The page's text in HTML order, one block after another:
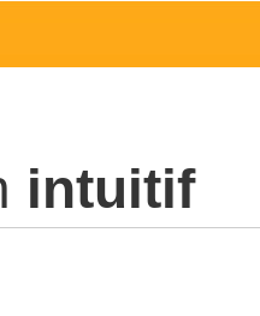
intuitif